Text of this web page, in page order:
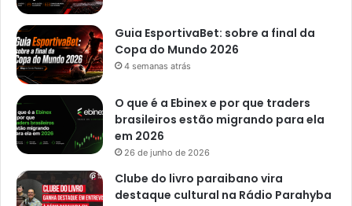
Guia EsportivaBet: sobre a final da
Copa do Mundo 2026
4 semanas atrás
O que é a Ebinex e por que traders
brasileiros estão migrando para ela
em 2026
26 de junho de 2026
Clube do livro paraibano vira
destaque cultural na Rádio Parahyba